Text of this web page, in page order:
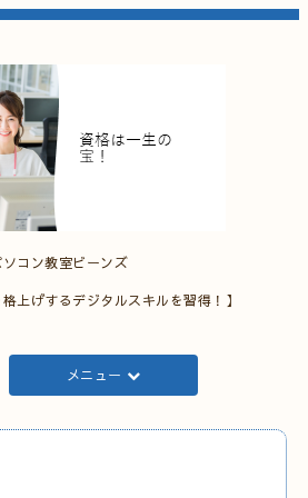
ソコン教室ビーンズ
上げするデジタルスキルを習得！】
メニュー